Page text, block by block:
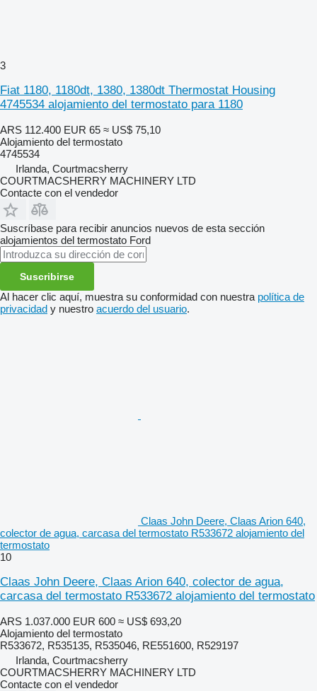
3
Fiat 1180, 1180dt, 1380, 1380dt Thermostat Housing
4745534 alojamiento del termostato para 1180
ARS 112.400 EUR 65 ≈ US$ 75,10
Alojamiento del termostato
4745534
Irlanda, Courtmacsherry
COURTMACSHERRY MACHINERY LTD
Contacte con el vendedor
Suscríbase para recibir anuncios nuevos de esta sección
alojamientos del termostato Ford
Suscribirse
Al hacer clic aquí, muestra su conformidad con nuestra política de
privacidad y nuestro acuerdo del usuario.
Claas John Deere, Claas Arion 640,
colector de agua, carcasa del termostato R533672 alojamiento del
termostato
10
Claas John Deere, Claas Arion 640, colector de agua,
carcasa del termostato R533672 alojamiento del termostato
ARS 1.037.000 EUR 600 ≈ US$ 693,20
Alojamiento del termostato
R533672, R535135, R535046, RE551600, R529197
Irlanda, Courtmacsherry
COURTMACSHERRY MACHINERY LTD
Contacte con el vendedor